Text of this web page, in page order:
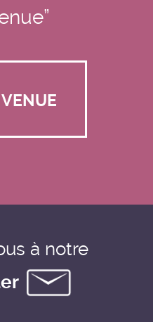
à notre